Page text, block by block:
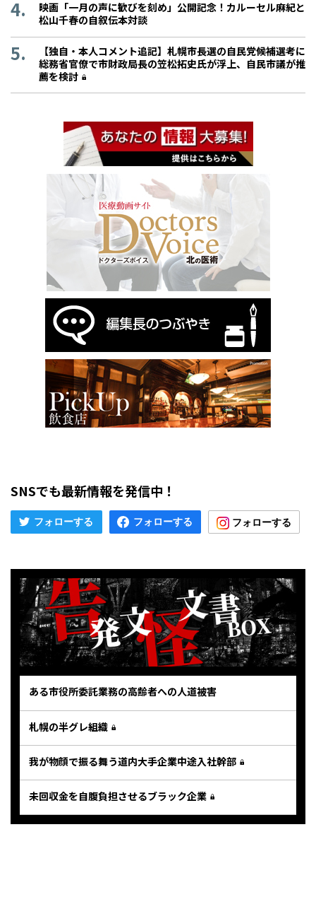
映画「一月の声に歓びを刻め」公開記念！カルーセル麻紀と
松山千春の自叙伝本対談
【独自・本人コメント追記】札幌市長選の自民党候補選考に
総務省官僚で市財政局長の笠松拓史氏が浮上、自民市議が推
薦を検討
SNSでも最新情報を発信中！
ある市役所委託業務の高齢者への人道被害
札幌の半グレ組織
我が物顔で振る舞う道内大手企業中途入社幹部
未回収金を自腹負担させるブラック企業